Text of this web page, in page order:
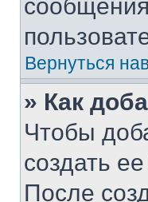
Вернуться
» Как
Чтобы
создать
После